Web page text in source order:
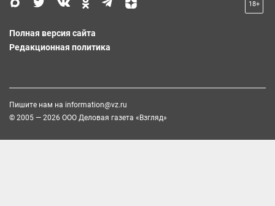
18+
Полная версия сайта
Редакционная политика
Пишите нам на information@vz.ru
© 2005 — 2026 ООО Деловая газета «Взгляд»